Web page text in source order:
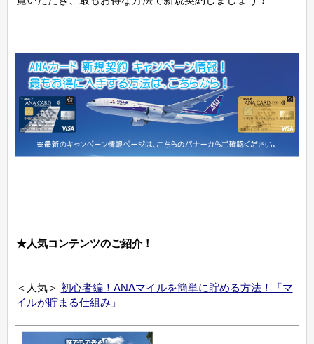
★人気コンテンツのご紹介！
＜人気＞ 初心者編！ANAマイルを簡単に貯める方法！「マ
イルが貯まる仕組み」